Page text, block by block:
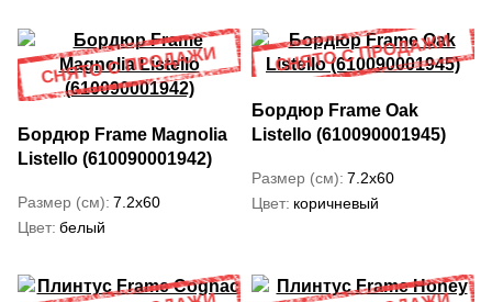
Бордюр Frame Magnolia
Listello (610090001942)
Размер (см) 7.2x60
Цвет белый
Бордюр Frame Oak
Listello (610090001945)
Размер (см) 7.2x60
Цвет коричневый